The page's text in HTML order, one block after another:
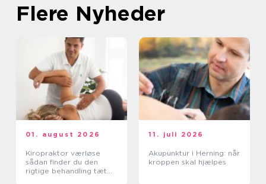
Flere Nyheder
01. august 2026
Kiropraktor værløse
sådan finder du den
rigtige behandling tæt
11. juli 2026
Akupunktur i Herning: når
kroppen skal hjælpes